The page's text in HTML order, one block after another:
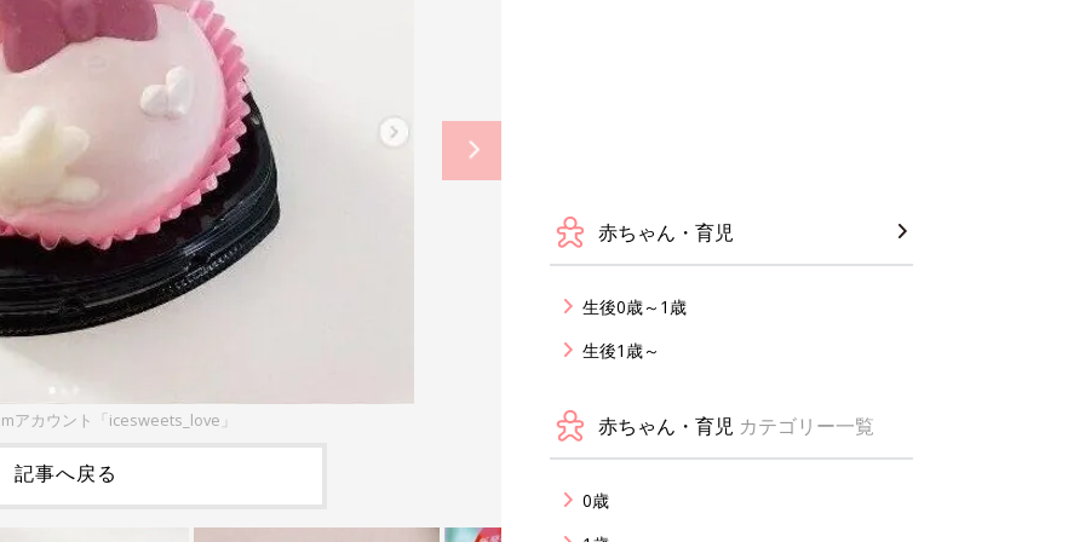
アカウント「icesweets_love」
記事へ戻る
赤ちゃん・育児
生後0歳～1歳
生後1歳～
赤ちゃん・育児 カテゴリー一覧
0歳